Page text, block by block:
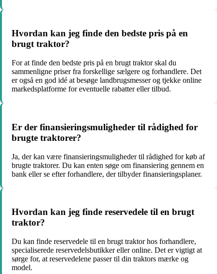
Hvordan kan jeg finde den bedste pris på en
brugt traktor?
For at finde den bedste pris på en brugt traktor skal du
sammenligne priser fra forskellige sælgere og forhandlere. Det
er også en god idé at besøge landbrugsmesser og tjekke online
markedsplatforme for eventuelle rabatter eller tilbud.
Er der finansieringsmuligheder til rådighed for
brugte traktorer?
Ja, der kan være finansieringsmuligheder til rådighed for køb af
brugte traktorer. Du kan enten søge om finansiering gennem en
bank eller se efter forhandlere, der tilbyder finansieringsplaner.
Hvordan kan jeg finde reservedele til en brugt
traktor?
Du kan finde reservedele til en brugt traktor hos forhandlere,
specialiserede reservedelsbutikker eller online. Det er vigtigt at
sørge for, at reservedelene passer til din traktors mærke og
model.